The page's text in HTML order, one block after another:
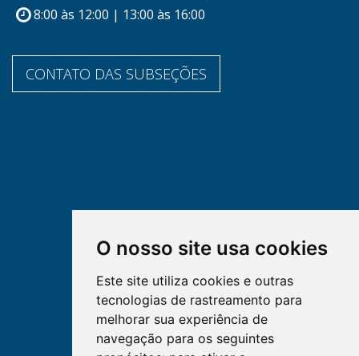
O nosso site usa cookies
Este site utiliza cookies e outras
tecnologias de rastreamento para
melhorar sua experiência de
navegação para os seguintes
8:00 às 12:00 | 13:00 às 16:00
CONTATO DAS SUBSEÇÕES